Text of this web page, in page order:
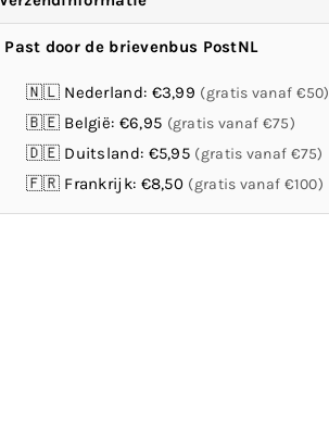
Past door de brievenbus PostNL
🇳🇱 Nederland: €3,99 (gratis vanaf €50)
🇧🇪 België: €6,95 (gratis vanaf €75)
🇩🇪 Duitsland: €5,95 (gratis vanaf €75)
🇫🇷 Frankrijk: €8,50 (gratis vanaf €100)